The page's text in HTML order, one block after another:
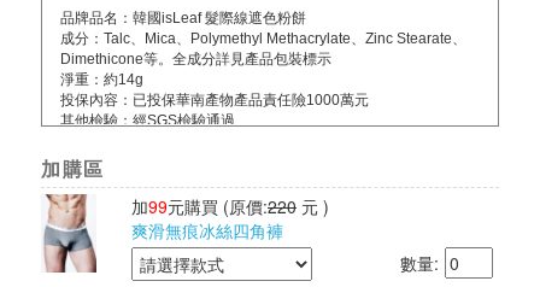
品牌品名：韓國isLeaf 髮際線遮色粉餅
成分：Talc、Mica、Polymethyl Methacrylate、Zinc Stearate、
Dimethicone等。全成分詳見產品包裝標示
淨重：約14g
投保內容：已投保華南產物產品責任險1000萬元
其他檢驗：經SGS檢驗通過
產地：韓國
加購區
加99元購買 (原價:220 元 )
爽滑無痕冰絲四角褲
數量: